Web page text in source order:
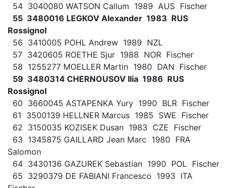
54 3040080 WATSON Callum 1989 AUS Fischer
55 3480016 LEGKOV Alexander 1983 RUS
Rossignol
56 3410005 POHL Andrew 1989 NZL
57 3420605 ROETHE Sjur 1988 NOR Fischer
58 1255277 MOELLER Martin 1980 DAN Fischer
59 3480314 CHERNOUSOV Ilia 1986 RUS
Rossignol
60 3660045 ASTAPENKA Yury 1990 BLR Fischer
61 3500139 HELLNER Marcus 1985 SWE Fischer
62 3150035 KOZISEK Dusan 1983 CZE Fischer
63 1345875 GAILLARD Jean Marc 1980 FRA
Salomon
64 3430136 GAZUREK Sebastian 1990 POL Fischer
65 3290379 DE FABIANI Francesco 1993 ITA